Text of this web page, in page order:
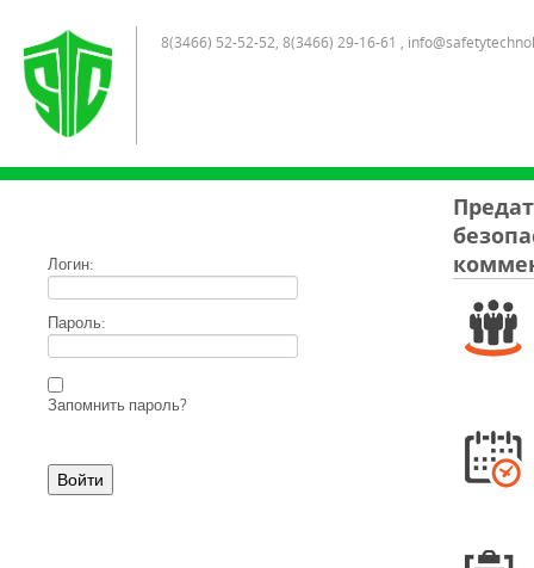
8(3466) 52-52-52, 8(3466) 29-16-61 ,
Логин:
Пароль:
Запомнить пароль?